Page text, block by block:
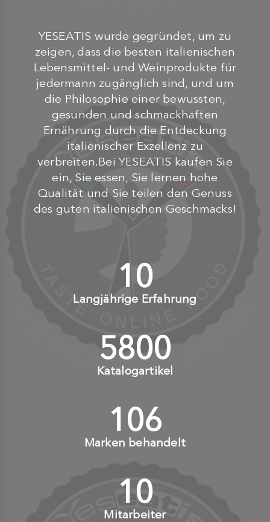
YESEATIS wurde gegründet, um zu
zeigen, dass die besten italienischen
Lebensmittel- und Weinprodukte für
jedermann zugänglich sind, und um
die Philosophie einer bewussten,
gesunden und schmackhaften
Ernährung durch die Entdeckung
italienischer Exzellenz zu
verbreiten.Bei YESEATIS kaufen Sie
ein, Sie essen, Sie lernen hohe
Qualität und Sie teilen den Genuss
des guten italienischen Geschmacks!
10+
Langjährige Erfahrung
6000+
Katalogartikel
110+
Marken behandelt
10+
Mitarbeiter